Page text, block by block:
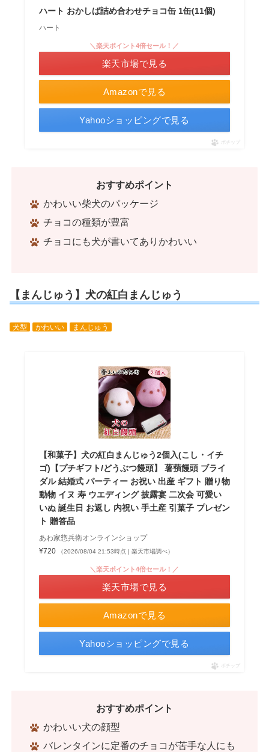
ハート おかしば詰め合わせチョコ缶 1缶(11個)
ハート
Amazonで見る
＼楽天ポイント4倍セール！／
楽天市場で見る
Yahooショッピングで見る
ポチップ
おすすめポイント
かわいい柴犬のパッケージ
チョコの種類が豊富
チョコにも犬が書いてありかわいい
【まんじゅう】犬の紅白まんじゅう
犬型 かわいい まんじゅう
【和菓子】犬の紅白まんじゅう2個入(こし・イチ
ゴ)【プチギフト/どうぶつ饅頭】 薯蕷饅頭 ブライ
ダル 結婚式 パーティー お祝い 出産 ギフト 贈り物
動物 イヌ 寿 ウエディング 披露宴 二次会 可愛い
いぬ 誕生日 お返し 内祝い 手土産 引菓子 プレゼン
ト 贈答品
あわ家惣兵衛オンラインショップ
¥720
（2026/08/04 21:53時点 | 楽天市場調べ）
Amazonで見る
＼楽天ポイント4倍セール！／
楽天市場で見る
Yahooショッピングで見る
ポチップ
おすすめポイント
かわいい犬の顔型
バレンタインに定番のチョコが苦手な人にも